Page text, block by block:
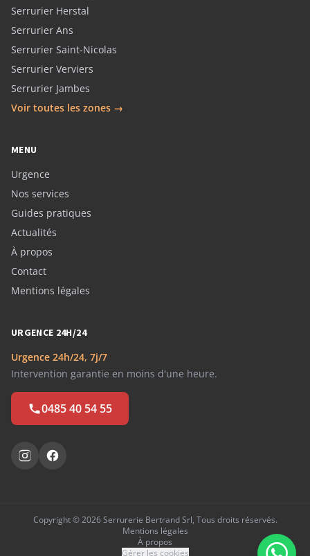
Serrurier Herstal
Serrurier Ans
Serrurier Saint-Nicolas
Serrurier Verviers
Serrurier Jambes
Voir toutes les zones →
MENU
Urgence
Nos services
Guides pratiques
Actualités
À propos
Contact
Mentions légales
URGENCE 24H/24
Urgence 24h/24, 7j/7
Intervention garantie en moins d'une heure.
0485 40 54 55
Copyright © 2026 Serrurerie Bertrand Srl, Tous droits réservés.
Mentions légales
À propos
Gérer les cookies